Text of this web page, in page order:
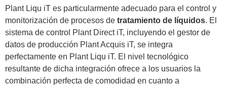
Eventos
Socios
Plant Liqu iT es particularmente adecuado para el control y
monitorización de procesos de tratamiento de líquidos. El
sistema de control Plant Direct iT, incluyendo el gestor de
datos de producción Plant Acquis iT, se integra
perfectamente en Plant Liqu iT. El nivel tecnológico
resultante de dicha integración ofrece a los usuarios la
combinación perfecta de comodidad en cuanto a